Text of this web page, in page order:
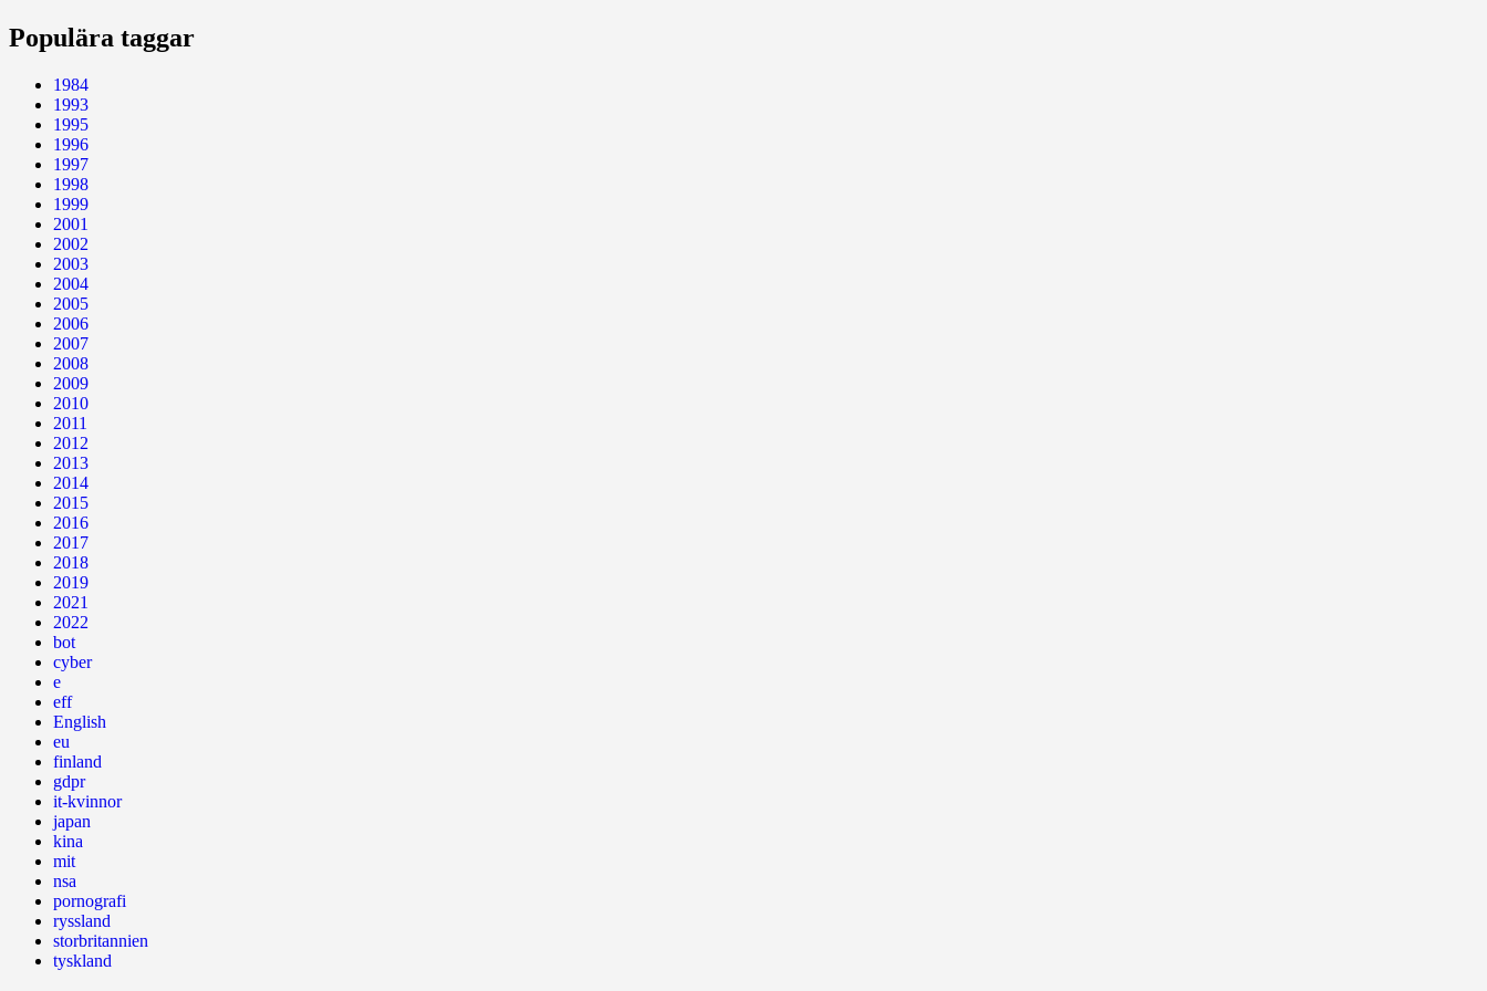
Populära taggar
1984
1993
1995
1996
1997
1998
1999
2001
2002
2003
2004
2005
2006
2007
2008
2009
2010
2011
2012
2013
2014
2015
2016
2017
2018
2019
2021
2022
bot
cyber
e
eff
English
eu
finland
gdpr
it-kvinnor
japan
kina
mit
nsa
pornografi
ryssland
storbritannien
tyskland